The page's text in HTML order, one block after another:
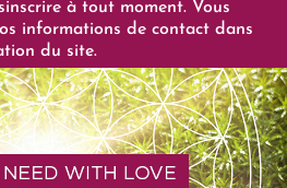
à tout moment. Vous
informations de contact dans
du site.